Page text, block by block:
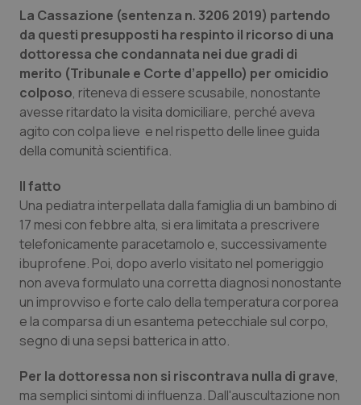
Friuli Venezia Giulia
Lazio
Liguria
Lombardia
Marche
Molise
Piemonte
Provincia Autonoma di Bolzano
Provincia Autonoma di Trento
Puglia
Dermatite Atopica
Diabete & glucometri
Disturbi dell’umore
Dolore
Donna & Salute
Epatiti
HIV
Infezioni & Febbre
Ipertensione & Scompenso
Malattie rare
La Cassazione (sentenza n. 3206 2019) partendo
da questi presupposti ha respinto il ricorso di una
dottoressa che condannata nei due gradi di
merito (Tribunale e Corte d’appello) per omicidio
colposo, riteneva di essere scusabile, nonostante
avesse ritardato la visita domiciliare, perché aveva
agito con colpa lieve e nel rispetto delle linee guida
della comunità scientifica.
Il fatto
Una pediatra interpellata dalla famiglia di un bambino di
17 mesi con febbre alta, si era limitata a prescrivere
telefonicamente paracetamolo e, successivamente
ibuprofene. Poi, dopo averlo visitato nel pomeriggio
non aveva formulato una corretta diagnosi nonostante
un improvviso e forte calo della temperatura corporea
e la comparsa di un esantema petecchiale sul corpo,
segno di una sepsi batterica in atto.
Per la dottoressa non si riscontrava nulla di grave,
ma semplici sintomi di influenza. Dall'auscultazione non